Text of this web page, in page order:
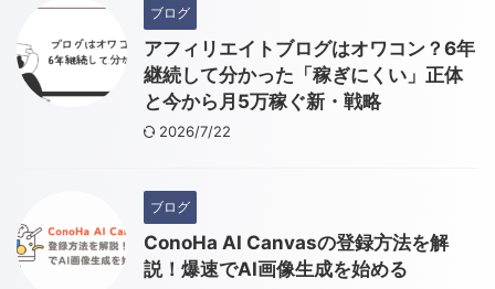
ブログ
アフィリエイトブログはオワコン？6年
継続して分かった「稼ぎにくい」正体
と今から月5万稼ぐ新・戦略
2026/7/22
ブログ
ConoHa AI Canvasの登録方法を解
説！爆速でAI画像生成を始める